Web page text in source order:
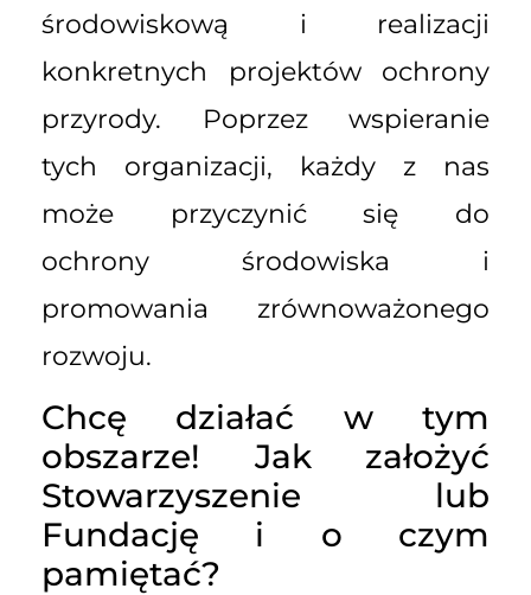
środowiskową i realizacji
konkretnych projektów ochrony
przyrody. Poprzez wspieranie
tych organizacji, każdy z nas
może przyczynić się do
ochrony środowiska i
promowania zrównoważonego
rozwoju.
Chcę działać w tym
obszarze! Jak założyć
Stowarzyszenie lub
Fundację i o czym
pamiętać?